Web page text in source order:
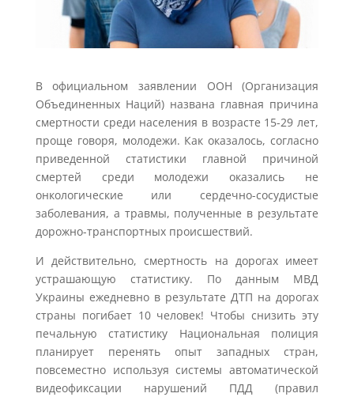
В официальном заявлении ООН (Организация
Объединенных Наций) названа главная причина
смертности среди населения в возрасте 15-29 лет,
проще говоря, молодежи. Как оказалось, согласно
приведенной статистики главной причиной
смертей среди молодежи оказались не
онкологические или сердечно-сосудистые
заболевания, а травмы, полученные в результате
дорожно-транспортных происшествий.
И действительно, смертность на дорогах имеет
устрашающую статистику. По данным МВД
Украины ежедневно в результате ДТП на дорогах
страны погибает 10 человек! Чтобы снизить эту
печальную статистику Национальная полиция
планирует перенять опыт западных стран,
повсеместно используя системы автоматической
видеофиксации нарушений ПДД (правил